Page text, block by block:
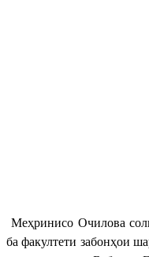
Меҳринисо Очилова
ба факултети забонҳои